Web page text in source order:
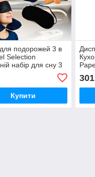
подорожей 3 в
Selection
набір для сну 3
подушка беруші
Купити
301